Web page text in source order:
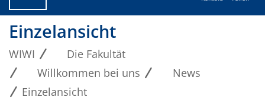
Einzelansicht
WIWI
Die Fakultät
Willkommen bei uns
News
Einzelansicht